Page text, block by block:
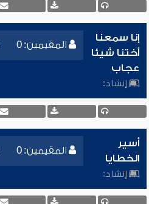
المقيمين: 0
إنا سمعنا
أختنا شيئا
عجاب
إنشاد:
المقيمين: 0
أسير
الخطايا
إنشاد: